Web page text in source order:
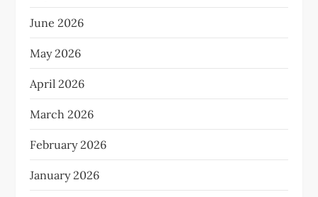
June 2026
May 2026
April 2026
March 2026
February 2026
January 2026